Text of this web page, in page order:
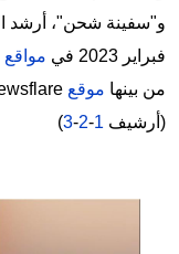
فبراير 2023 في
مواقع
من بينها موقع
(أرشيف 1
-
2
-
3
)